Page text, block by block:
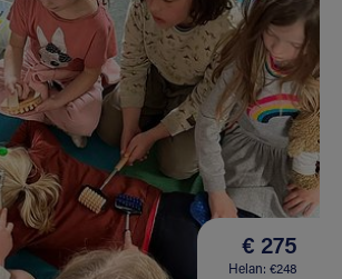
€ 275
Helan: €248